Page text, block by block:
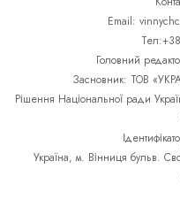
Email:
Головний
Засновник: ТОВ
Рішення Національної ради
Україна, м. Вінниця бульв.